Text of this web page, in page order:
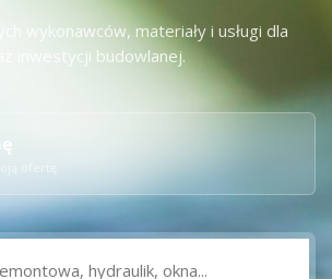
wykonawców, materiały i usługi dla
inwestycji budowlanej.
ofertę